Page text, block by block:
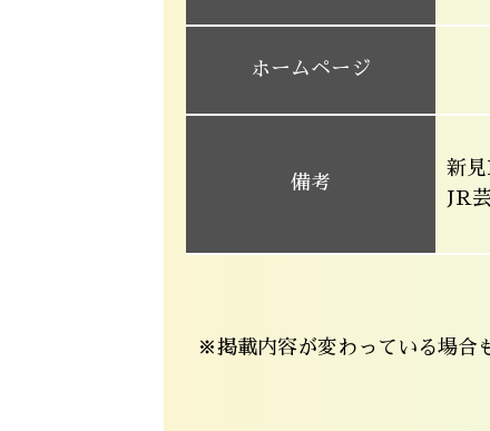
ホームページ
備考
新
JR
※掲載内容が変わっている場合